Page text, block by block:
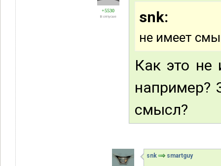
+5530
В отпуске snk:
не имеет
Как это не
например?
смысл?
snk smartguy